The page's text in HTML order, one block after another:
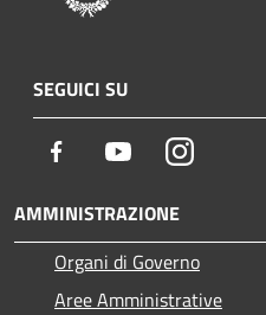
SEGUICI SU
Facebook YoutubeInstagram
AMMINISTRAZIONE
Organi di Governo
Aree Amministrative